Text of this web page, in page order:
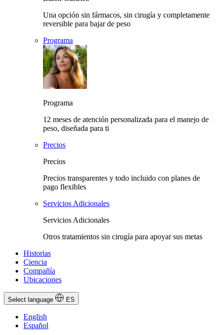
Una opción sin fármacos, sin cirugía y completamente
reversible para bajar de peso
Programa
Programa
12 meses de atención personalizada para el manejo de
peso, diseñada para ti
Precios
Precios
Precios transparentes y todo incluido con planes de
pago flexibles
Servicios Adicionales
Servicios Adicionales
Otros tratamientos sin cirugía para apoyar sus metas
Historias
Ciencia
Compañía
Ubicaciones
Select language ES
English
Español